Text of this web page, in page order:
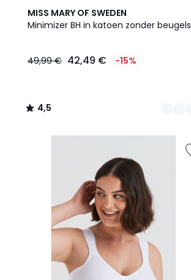
MISS MARY OF SWEDEN
Minimizer BH in katoen zonder beugels
€
49,99
49,99 € 42,49 € -15%
4,5
/ 5
6
Kleuren
4,5
/